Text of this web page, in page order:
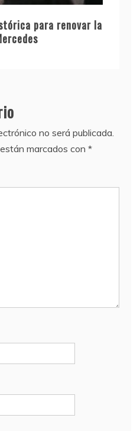
para renovar la
no será publicada.
marcados con *